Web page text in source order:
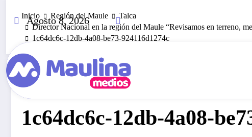
contenido
Agosto 8, 2026
Inicio Región del Maule
Talca
Director Nacional en la región del Maule “Revisamos en terreno,
1c64dc6c-12db-4a08-be73-924116d1274c
Octubre 23, 2025 308Visitas
1c64dc6c-12db-4a08-